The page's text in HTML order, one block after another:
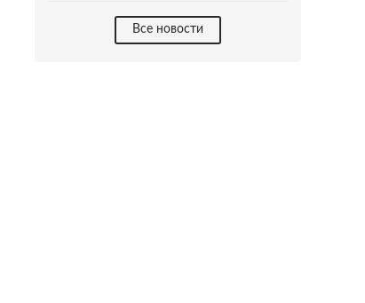
Все новости